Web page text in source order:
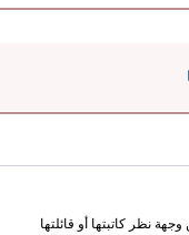
نظر كاتبتها أو قائلتها